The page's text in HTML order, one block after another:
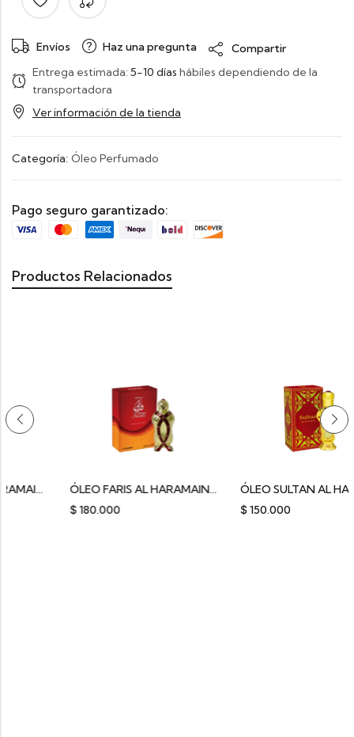
Envíos Haz una pregunta
Compartir
Entrega estimada: 5-10 días hábiles dependiendo de la
transportadora
Ver información de la tienda
Categoría: Óleo Perfumado
Pago seguro garantizado:
Productos Relacionados
ÓLEO NARJIS AL HARAMAIN 15ML ÓLEO FARIS AL HARAMAIN 12ML
180.000
ÓLEO SULTAN AL HARAMAIN 12ML
150.000